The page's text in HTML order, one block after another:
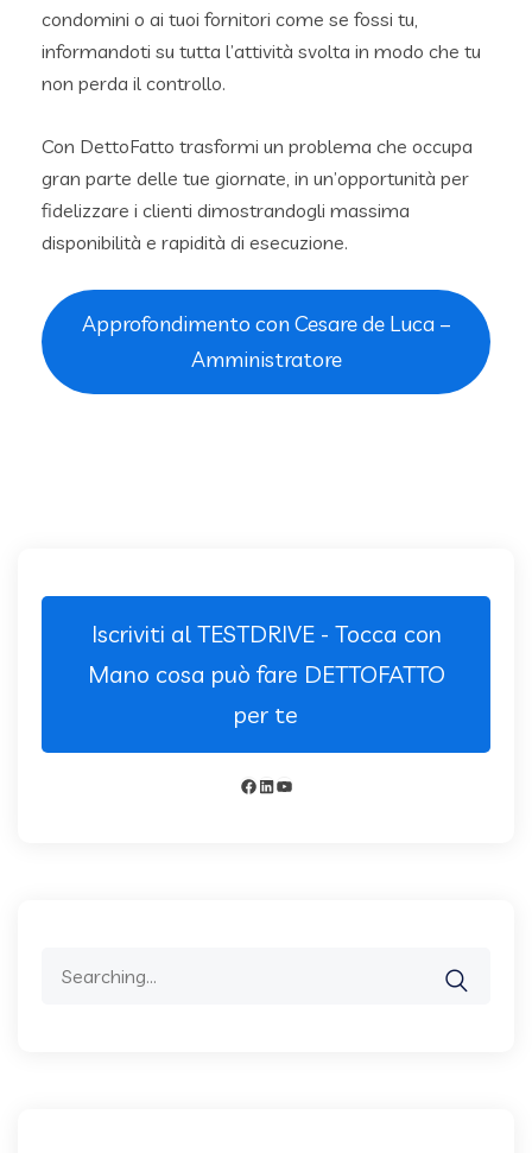
condomini o ai tuoi fornitori come se fossi tu,
informandoti su tutta l’attività svolta in modo che tu
non perda il controllo.
Con DettoFatto trasformi un problema che occupa
gran parte delle tue giornate, in un’opportunità per
fidelizzare i clienti dimostrandogli massima
disponibilità e rapidità di esecuzione.
Approfondimento con Cesare de Luca –
Amministratore
Iscriviti al TESTDRIVE - Tocca con
Mano cosa può fare DETTOFATTO
per te
Facebook
LinkedIn
YouTube